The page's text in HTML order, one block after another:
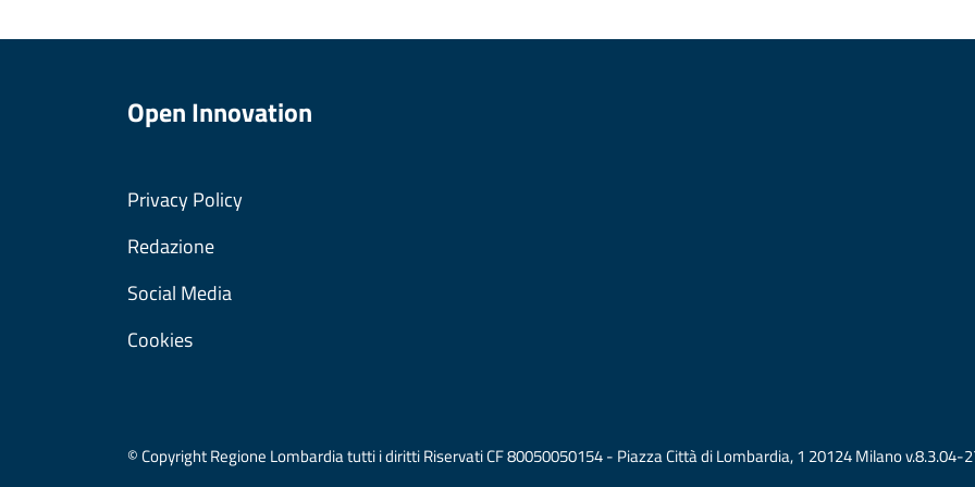
Open Innovation
Privacy Policy
Redazione
Social Media
Cookies
© Copyright Regione Lombardia tutti i diritti Riservati CF 80050050154 - Piazza Città di Lombardia, 1 20124 Milano